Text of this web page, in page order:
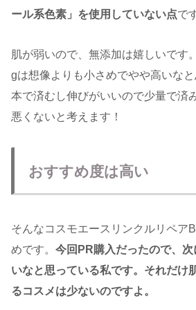
ール系色素」を使用していない点で
肌が弱いので、無添加は嬉しいです
gは想像よりも小さめでやや高いな
本で済むし伸びがいいので少量で済
悪くないと考えます！
おすすめ度は高い
そんなコスモエースリンクルリペア
めです。 今回PR購入だったので、
いなと思っている私です。それだけ
るコスメは少ないのですよ。